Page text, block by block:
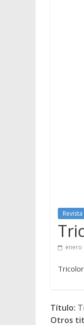
Revista
enero
Título:
Otros